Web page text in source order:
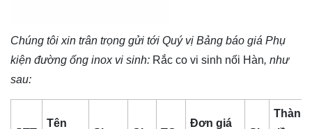
Chúng tôi xin trân trọng gửi tới Quý vị Bảng báo giá Phụ
kiện đường ống inox vi sinh: Rắc co vi sinh nối Hàn, như
sau:
Tên
Đơn giá
Thành